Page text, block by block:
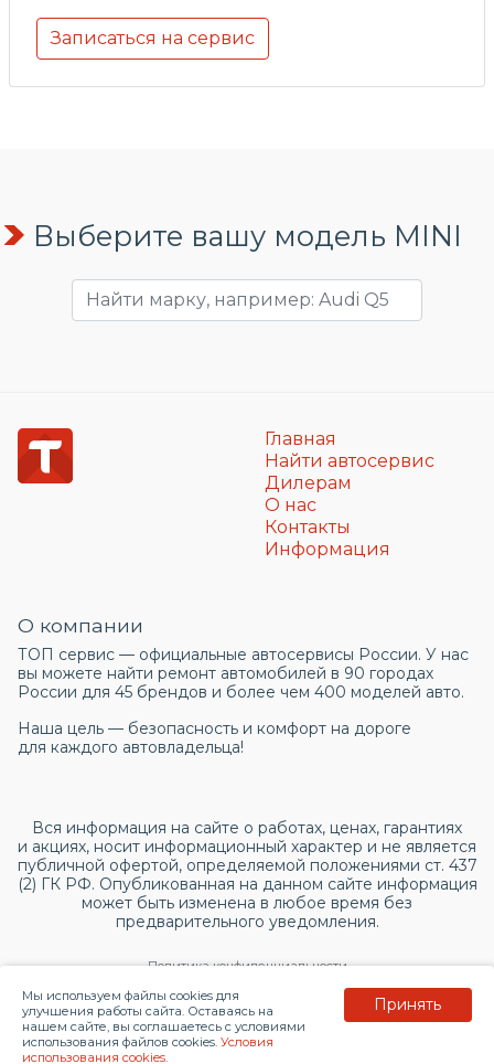
Записаться на сервис
Выберите вашу модель MINI
Главная
Найти автосервис
Дилерам
О нас
Контакты
Информация
О компании
ТОП сервис — официальные автосервисы России. У нас
вы можете найти ремонт автомобилей в 90 городах
России для 45 брендов и более чем 400 моделей авто.
Наша цель — безопасность и комфорт на дороге
для каждого автовладельца!
Вся информация на сайте о работах, ценах, гарантиях
и акциях, носит информационный характер и не является
публичной офертой, определяемой положениями ст. 437
(2) ГК РФ. Опубликованная на данном сайте информация
может быть изменена в любое время без
предварительного уведомления.
Политика конфиденциальности
Согласие на обработку персональных данных
© 2026 topservice.su
Мы используем файлы cookies для
улучшения работы сайта. Оставаясь на
нашем сайте, вы соглашаетесь с условиями
использования файлов cookies. Условия
использования cookies.
Принять